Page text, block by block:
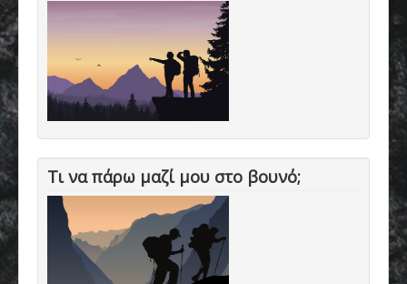
Τι να πάρω μαζί μου στο βουνό;